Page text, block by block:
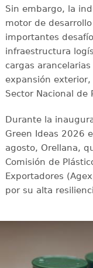
Sin embargo, la
motor de
importantes
infraestructura
cargas
expansión
Sector Nacional de
Durante la
Green Ideas 2026
agosto, Orellana,
Comisión de
Exportadores
por su alta